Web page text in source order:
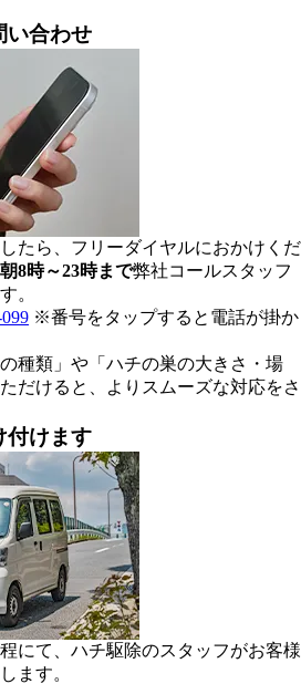
い合わせ
たら、フリーダイヤルにおかけくだ
8時～23時まで弊社コールスタッフ
。
※番号をタップすると電話が掛か
種類」や「ハチの巣の大きさ・場
だけると、よりスムーズな対応をさ
付けます
にて、ハチ駆除のスタッフがお客様
ます。